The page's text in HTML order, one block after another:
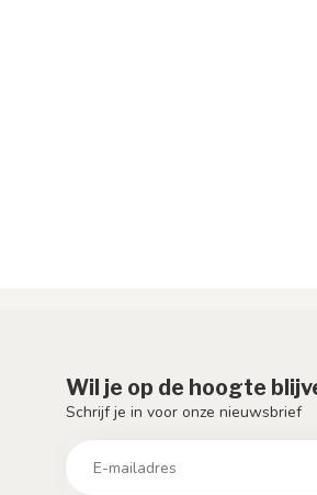
Wil je op de hoogte
Schrijf je in voor onze nieuwsbrief